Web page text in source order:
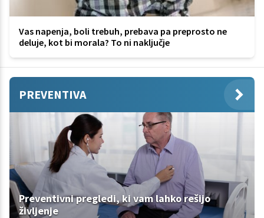
Vas napenja, boli trebuh, prebava pa preprosto ne
deluje, kot bi morala? To ni naključje
PREVENTIVA
Preventivni pregledi, ki vam lahko rešijo
življenje